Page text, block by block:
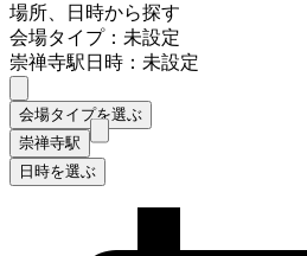
場所、日時から探す
会場タイプ：未設定
崇禅寺駅日時：未設定
会場タイプを選ぶ
崇禅寺駅
日時を選ぶ